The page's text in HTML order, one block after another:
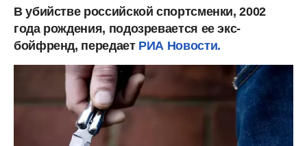
В убийстве российской спортсменки, 2002
года рождения, подозревается ее экс-
бойфренд, передает РИА Новости.